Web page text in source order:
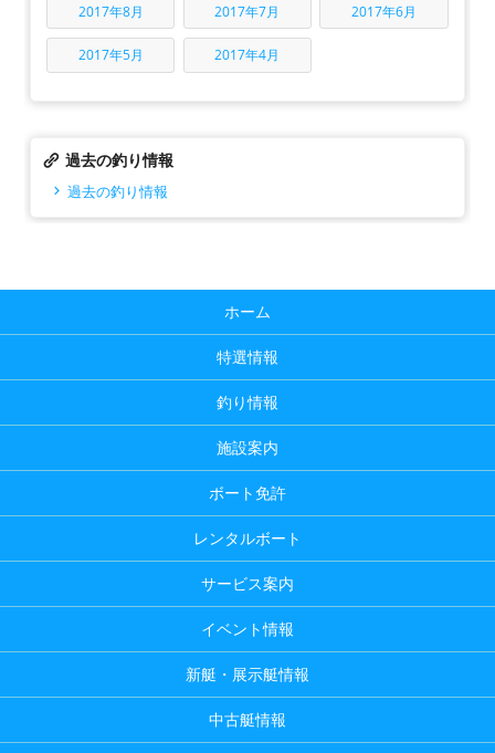
2017年8月 2017年7月 2017年6月
2017年5月 2017年4月
過去の釣り情報
過去の釣り情報
ホーム
特選情報
釣り情報
施設案内
ボート免許
レンタルボート
サービス案内
イベント情報
新艇・展示艇情報
中古艇情報